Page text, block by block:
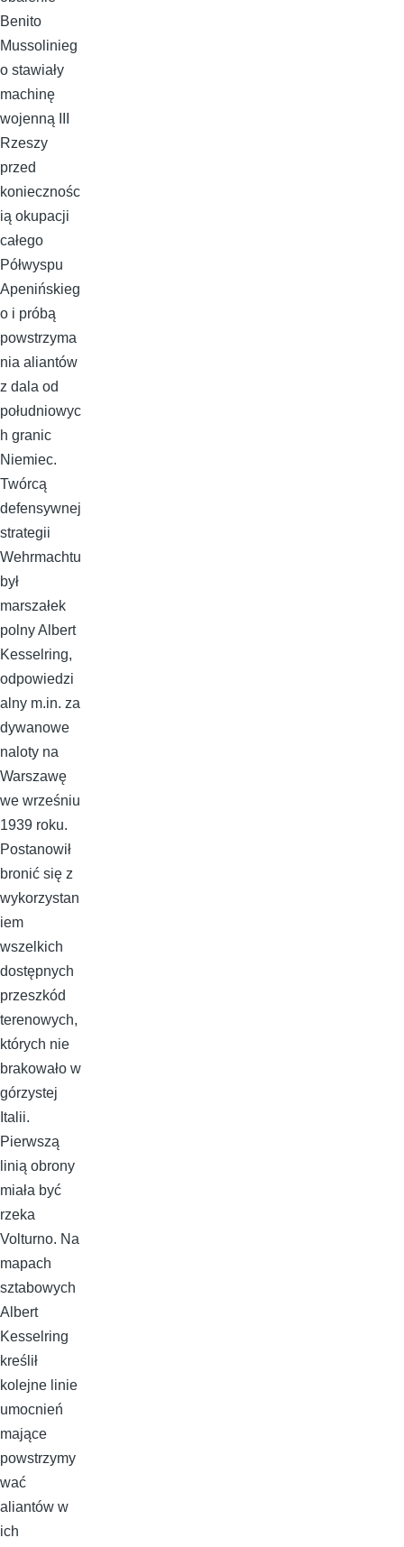
Benito
Mussolinieg
o stawiały
machinę
wojenną III
Rzeszy
przed
koniecznośc
ią okupacji
całego
Półwyspu
Apenińskieg
o i próbą
powstrzyma
nia aliantów
z dala od
południowyc
h granic
Niemiec.
Twórcą
defensywnej
strategii
Wehrmachtu
był
marszałek
polny Albert
Kesselring,
odpowiedzi
alny m.in. za
dywanowe
naloty na
Warszawę
we wrześniu
1939 roku.
Postanowił
bronić się z
wykorzystan
iem
wszelkich
dostępnych
przeszkód
terenowych,
których nie
brakowało w
górzystej
Italii.
Pierwszą
linią obrony
miała być
rzeka
Volturno. Na
mapach
sztabowych
Albert
Kesselring
kreślił
kolejne linie
umocnień
mające
powstrzymy
wać
aliantów w
ich